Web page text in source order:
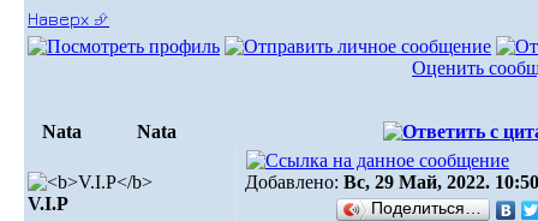
Наверх ⮵
Оценить
Nata Nata
V.I.Р
Добавлено: Вс, 29 Май, 2022. 10:50
Поделиться…